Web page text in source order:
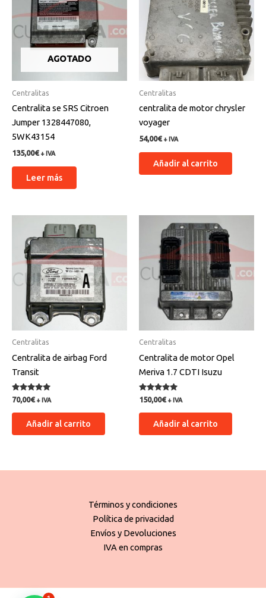
AGOTADO
Centralitas
Centralita se SRS Citroen
Jumper 1328447080,
5WK43154
135,00€ + IVA
Leer más
Centralitas
centralita de motor chrysler
voyager
54,00€ + IVA
Añadir al carrito
Centralitas
Centralita de airbag Ford
Transit
Valorado
con
5.00
70,00€ + IVA
Añadir al carrito
Centralitas
Centralita de motor Opel
Meriva 1.7 CDTI Isuzu
Valorado
con
5.00
150,00€ + IVA
Añadir al carrito
Términos y condiciones
Política de privacidad
Envíos y Devoluciones
IVA en compras